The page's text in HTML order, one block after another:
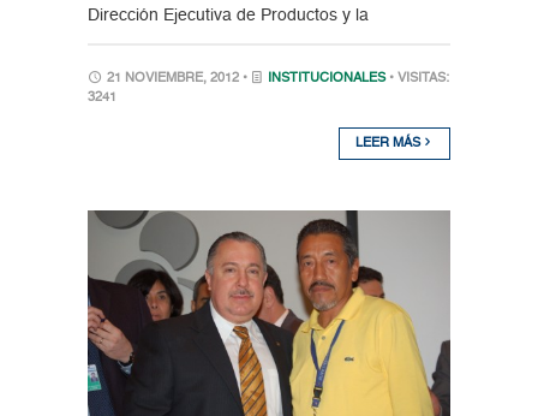
Dirección Ejecutiva de Productos y la
21 NOVIEMBRE, 2012 • INSTITUCIONALES • VISITAS:
3241
LEER MÁS